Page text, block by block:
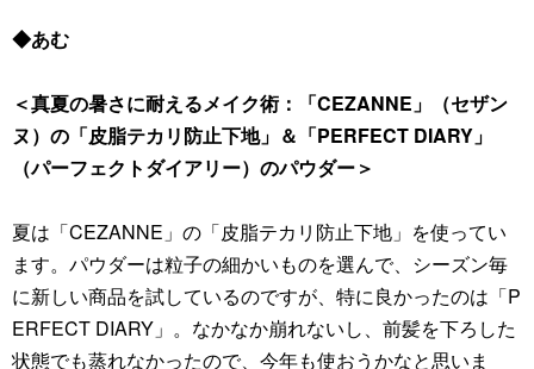
◆あむ
＜真夏の暑さに耐えるメイク術：「CEZANNE」（セザン
ヌ）の「皮脂テカリ防止下地」＆「PERFECT DIARY」
（パーフェクトダイアリー）のパウダー＞
夏は「CEZANNE」の「皮脂テカリ防止下地」を使ってい
ます。パウダーは粒子の細かいものを選んで、シーズン毎
に新しい商品を試しているのですが、特に良かったのは「P
ERFECT DIARY」。なかなか崩れないし、前髪を下ろした
状態でも蒸れなかったので、今年も使おうかなと思いま